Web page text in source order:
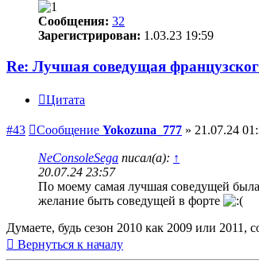
Сообщения: 32
Зарегистрирован: 1.03.23 19:59
Re: Лучшая соведущая
Цитата
#43 Сообщение Yokozuna_777 » 21.07.24
NeConsoleSega писал(а): ↑
20.07.24 23:57
По моему самая лучшая соведущей
желание быть соведущей в форте
Думаете, будь сезон 2010 как 2009 или 2011,
Вернуться к началу